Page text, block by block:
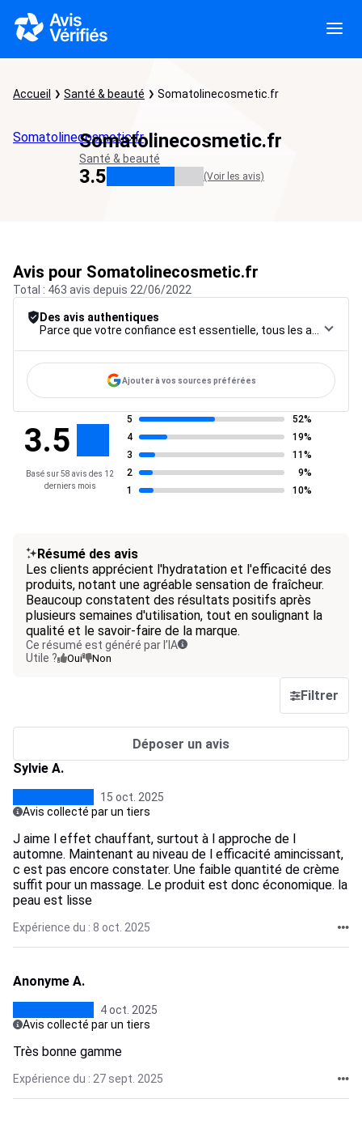
Accueil Santé & beauté Somatolinecosmetic.fr
Somatolinecosmetic.frSomatolinecosmetic.fr
Santé & beauté
3.5 (Voir les avis)
Avis pour Somatolinecosmetic.fr
Total : 463 avis depuis 22/06/2022
Des avis authentiques
Ajouter à vos sources préférées
3.5
Basé sur 58 avis des 12
derniers mois
5
52%
4
19%
3
11%
2
9%
1
10%
Résumé des avis
Les clients apprécient l'hydratation et l'efficacité des
produits, notant une agréable sensation de fraîcheur.
Beaucoup constatent des résultats positifs après
plusieurs semaines d'utilisation, tout en soulignant la
qualité et le savoir-faire de la marque.
Ce résumé est généré par l’IA
Utile ?
Oui Non
Filtrer
Déposer un avis
Sylvie A.
15 oct. 2025
Avis collecté par un tiers
J aime l effet chauffant, surtout à l approche de l
automne. Maintenant au niveau de l efficacité amincissant,
c est pas encore constater. Une faible quantité de crème
suffit pour un massage. Le produit est donc économique. la
peau est lisse
Expérience du : 8 oct. 2025
Anonyme A.
4 oct. 2025
Avis collecté par un tiers
Très bonne gamme
Expérience du : 27 sept. 2025